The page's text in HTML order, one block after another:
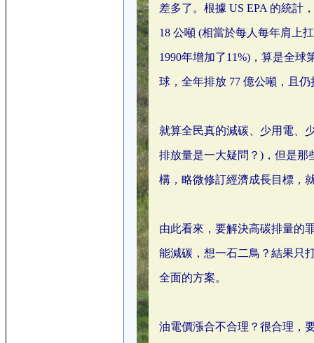
差多了。根據 US EPA 的統計
18 公噸 (相當於每人每年肩上
1990年增加了11%)，算是全
球，全年排放 77 億公噸，且
就算全民真的減碳、少用電、
排放量是一大疑問？)，但是那
構，略微修訂經濟成長目標，
由此看來，要解決高碳排量的
能減碳，想一石二鳥？結果只
全面的方案。
油電價漲合不合理？很合理，